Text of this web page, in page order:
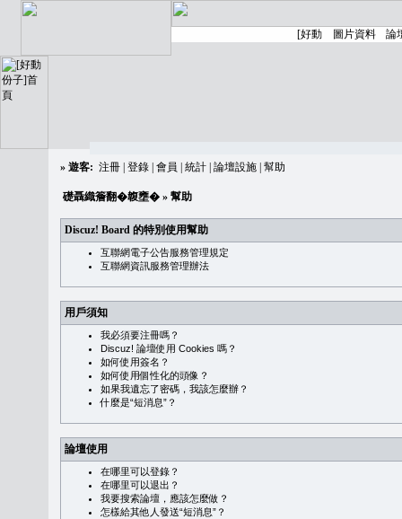
» 遊客: 注冊 登錄 會員 統計 論壇設施 幫助
礎聶織簷翻�䪖壅� » 幫助
Discuz! Board 的特別使用幫助
互聯網電子公告服務管理規定
互聯網資訊服務管理辦法
用戶須知
我必須要注冊嗎？
Discuz! 論壇使用 Cookies 嗎？
如何使用簽名？
如何使用個性化的頭像？
如果我遺忘了密碼，我該怎麼辦？
什麼是“短消息”？
論壇使用
在哪里可以登錄？
在哪里可以退出？
我要搜索論壇，應該怎麼做？
怎樣給其他人發送“短消息”？